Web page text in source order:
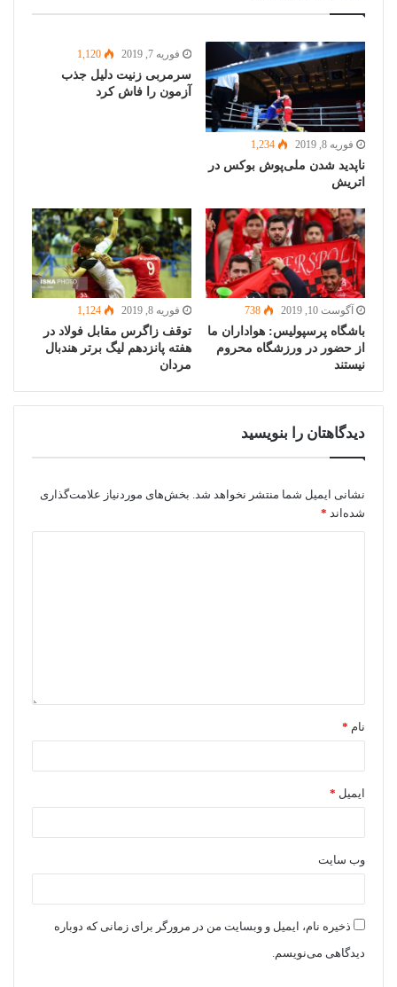
فوریه 8, 2019 1,234
ناپدید شدن ملی‌پوش بوکس در
اتریش
فوریه 7, 2019 1,120
سرمربی زنیت دلیل جذب
آزمون را فاش کرد
آگوست 10, 2019 738
باشگاه پرسپولیس: هواداران ما
از حضور در ورزشگاه محروم
نیستند
فوریه 8, 2019 1,124
توقف زاگرس مقابل فولاد در
هفته پانزدهم لیگ برتر هندبال
مردان
دیدگاهتان را بنویسید
نشانی ایمیل شما منتشر نخواهد شد. بخش‌های موردنیاز علامت‌گذاری
شده‌اند *
نام *
ایمیل *
وب‌ سایت
ذخیره نام، ایمیل و وبسایت من در مرورگر برای زمانی که دوباره
دیدگاهی می‌نویسم.